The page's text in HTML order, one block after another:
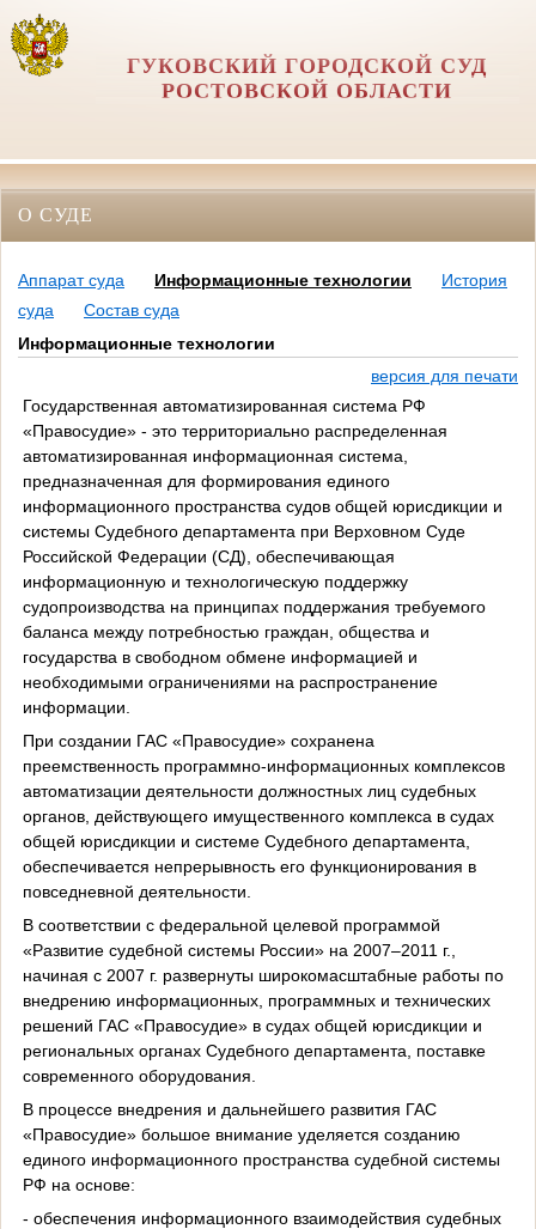
ГУКОВСКИЙ ГОРОДСКОЙ СУД
РОСТОВСКОЙ ОБЛАСТИ
О СУДЕ
Аппарат суда Информационные технологии
История
суда
Состав суда
Информационные технологии
версия для печати
Государственная автоматизированная система РФ
«Правосудие» - это территориально распределенная
автоматизированная информационная система,
предназначенная для формирования единого
информационного пространства судов общей юрисдикции и
системы Судебного департамента при Верховном Суде
Российской Федерации (СД), обеспечивающая
информационную и технологическую поддержку
судопроизводства на принципах поддержания требуемого
баланса между потребностью граждан, общества и
государства в свободном обмене информацией и
необходимыми ограничениями на распространение
информации.
При создании ГАС «Правосудие» сохранена
преемственность программно-информационных комплексов
автоматизации деятельности должностных лиц судебных
органов, действующего имущественного комплекса в судах
общей юрисдикции и системе Судебного департамента,
обеспечивается непрерывность его функционирования в
повседневной деятельности.
В соответствии с федеральной целевой программой
«Развитие судебной системы России» на 2007–2011 г.,
начиная с 2007 г. развернуты широкомасштабные работы по
внедрению информационных, программных и технических
решений ГАС «Правосудие» в судах общей юрисдикции и
региональных органах Судебного департамента, поставке
современного оборудования.
В процессе внедрения и дальнейшего развития ГАС
«Правосудие» большое внимание уделяется созданию
единого информационного пространства судебной системы
РФ на основе:
- обеспечения информационного взаимодействия судебных